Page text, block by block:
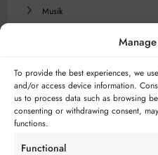
To provide the best experiences, we
and/or access device information.
us to process data such as browsing
consenting or withdrawing consent,
functions.
Functional
Musik
Serien
Technologie